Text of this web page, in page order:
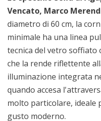
Vencato, Marco
diametro di 60 cm, la
minimale ha una linea
tecnica del vetro soffiato
che la rende riflettente
illuminazione integrata
quando accesa
molto particolare, ideale
gusto moderno.